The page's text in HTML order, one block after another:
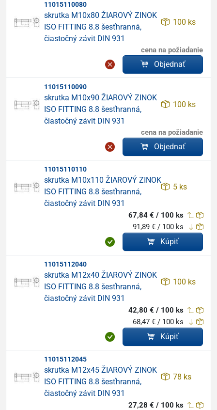
11015110080
skrutka M10x80 ŽIAROVÝ ZINOK
ISO FITTING 8.8 šesťhranná,
čiastočný závit DIN 931
100 ks
cena na požiadanie
Objednať
11015110090
skrutka M10x90 ŽIAROVÝ ZINOK
ISO FITTING 8.8 šesťhranná,
čiastočný závit DIN 931
100 ks
cena na požiadanie
Objednať
11015110110
skrutka M10x110 ŽIAROVÝ ZINOK
ISO FITTING 8.8 šesťhranná,
čiastočný závit DIN 931
5 ks
67,84 € / 100 ks
91,89 € / 100 ks
Kúpiť
11015112040
skrutka M12x40 ŽIAROVÝ ZINOK
ISO FITTING 8.8 šesťhranná,
čiastočný závit DIN 931
100 ks
42,80 € / 100 ks
68,47 € / 100 ks
Kúpiť
11015112045
skrutka M12x45 ŽIAROVÝ ZINOK
ISO FITTING 8.8 šesťhranná,
čiastočný závit DIN 931
78 ks
27,28 € / 100 ks